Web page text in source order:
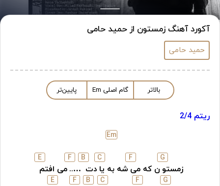
آکورد آهنگ زمستون از حمید حامی
حمید حامی
بالاتر گام اصلی Em پایین‌تر
ریتم 2/4
Em
زمستو
G
ن که می
F
شه به یا
C
دت
B
…..
F
می افتم
E
G
F
C
B
F
E